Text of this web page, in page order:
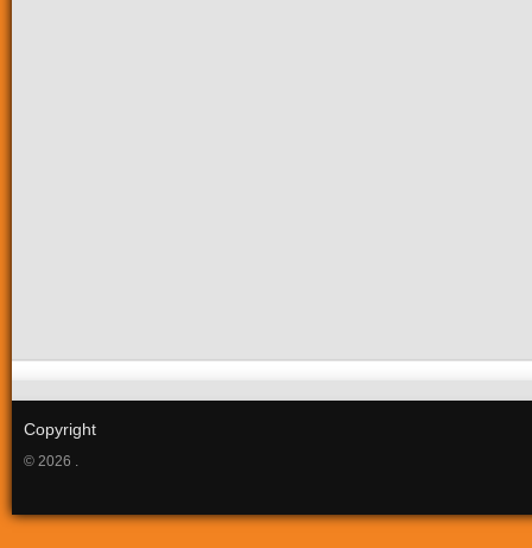
Copyright
© 2026 .